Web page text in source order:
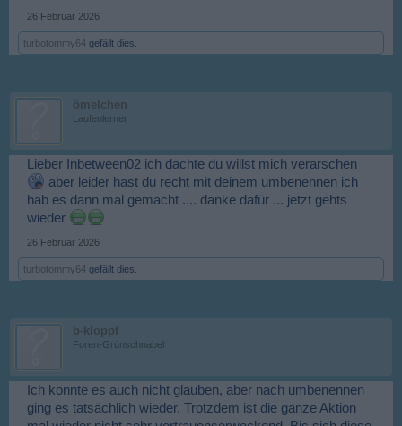
26 Februar 2026
turbotommy64 gefällt dies.
ömelchen
Laufenlerner
Lieber Inbetween02 ich dachte du willst mich verarschen
aber leider hast du recht mit deinem umbenennen ich
hab es dann mal gemacht .... danke dafür ... jetzt gehts
wieder
26 Februar 2026
turbotommy64 gefällt dies.
b-kloppt
Foren-Grünschnabel
Ich konnte es auch nicht glauben, aber nach umbenennen
ging es tatsächlich wieder. Trotzdem ist die ganze Aktion